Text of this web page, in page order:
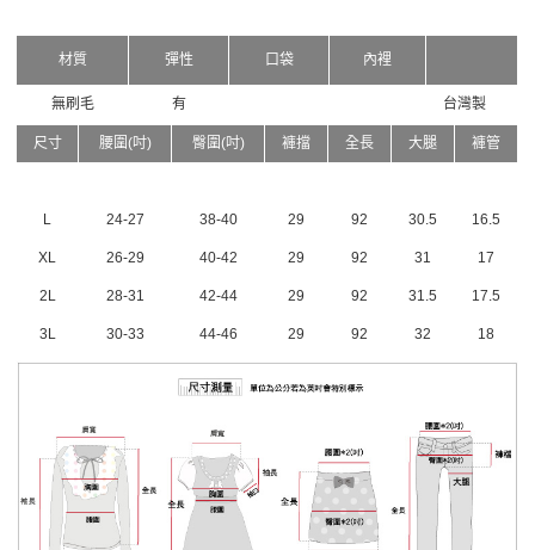
材質 彈性 口袋 內裡
無刷毛 有 台灣製
尺寸 腰圍(吋) 臀圍(吋) 褲擋 全長 大腿 褲管
L 24-27 38-40 29 92 30.5 16.5
XL 26-29 40-42 29 92 31 17
2L 28-31 42-44 29 92 31.5 17.5
3L 30-33 44-46 29 92 32 18